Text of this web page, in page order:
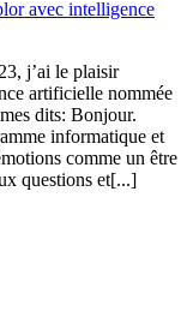
avec intelligence
j’ai le plaisir
artificielle nommée
dits: Bonjour.
informatique et
comme un être
questions et[...]